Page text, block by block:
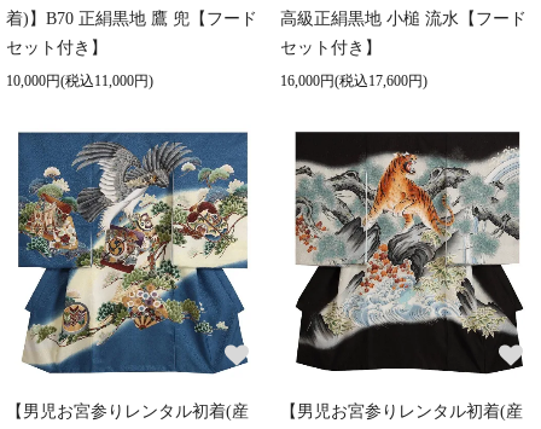
着)】B70 正絹黒地 鷹 兜【フード
セット付き】
10,000円(税込11,000円)
高級正絹黒地 小槌 流水【フード
セット付き】
16,000円(税込17,600円)
【男児お宮参りレンタル初着(産
【男児お宮参りレンタル初着(産